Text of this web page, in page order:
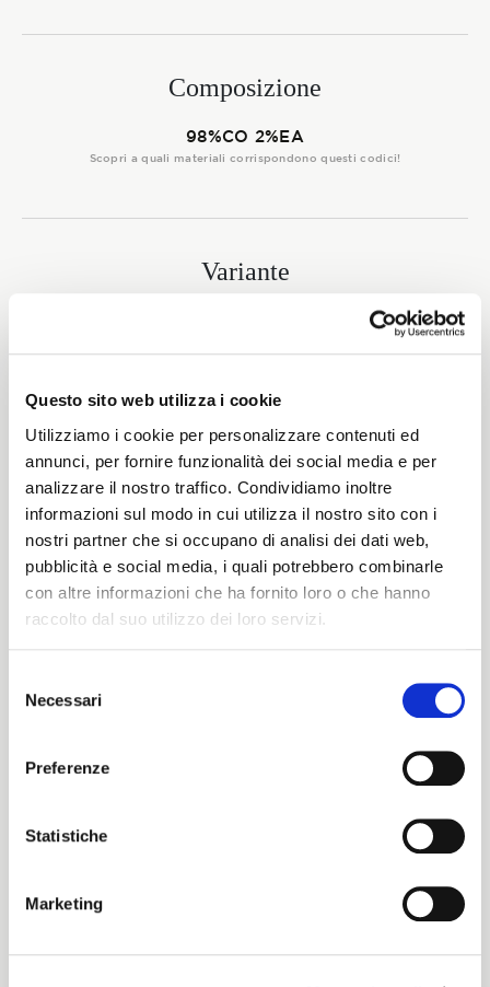
Questo sito web utilizza i cookie
Utilizziamo i cookie per personalizzare contenuti ed
annunci, per fornire funzionalità dei social media e per
analizzare il nostro traffico. Condividiamo inoltre
informazioni sul modo in cui utilizza il nostro sito con i
nostri partner che si occupano di analisi dei dati web,
pubblicità e social media, i quali potrebbero combinarle
con altre informazioni che ha fornito loro o che hanno
raccolto dal suo utilizzo dei loro servizi.
delNecessari
Preferenze
Statistiche
Marketing
Composizione
98%CO 2%EA
Scopri a quali materiali corrispondono questi codici!
Variante
390 G/MLIN
Altezza
148/150 CM